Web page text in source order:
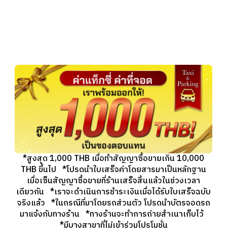
*สูงสุด 1,000 THB เมื่อทำสัญญาซื้อขายเกิน 10,000
THB ขึ้นไป *โปรดนำใบเสร็จค่าโดยสารมาเป็นหลักฐาน
เมื่อเซ็นสัญญาซื้อขายที่ร้านเสร็จสิ้นแล้วในช่วงเวลา
เดียวกัน *เราจะดำเนินการชำระเงินเมื่อได้รับใบเสร็จฉบับ
จริงแล้ว *ในกรณีที่มาโดยรถส่วนตัว โปรดนำบัตรจอดรถ
มาแจ้งกับทางร้าน *ทางร้านจะทำการถ่ายสำเนาเก็บไว้
*มีบางสาขาที่ไม่เข้าร่วมโปรโมชั่น